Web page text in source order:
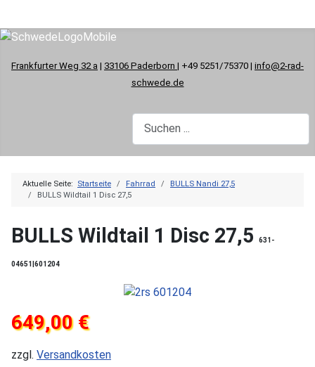
Frankfurter Weg 32 a | 33106 Paderborn | +49 5251/75370 | info@2-rad-
schwede.de
Aktuelle Seite: Startseite Fahrrad
BULLS Nandi 27,5
BULLS Wildtail 1 Disc 27,5
BULLS Wildtail 1 Disc 27,5 631-
04651|601204
649,00 €
zzgl. Versandkosten